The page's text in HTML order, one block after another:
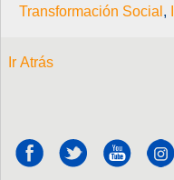
Transformación Social ,
Ir Atrás